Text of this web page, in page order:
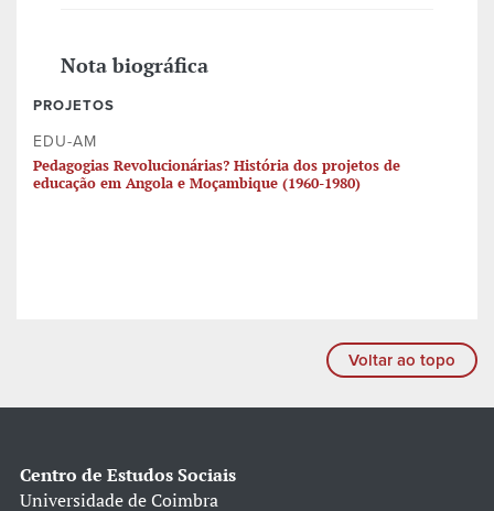
Nota biográfica
PROJETOS
EDU-AM
Pedagogias Revolucionárias? História dos projetos de
educação em Angola e Moçambique (1960-1980)
Voltar ao topo
Centro de Estudos Sociais
Universidade de Coimbra